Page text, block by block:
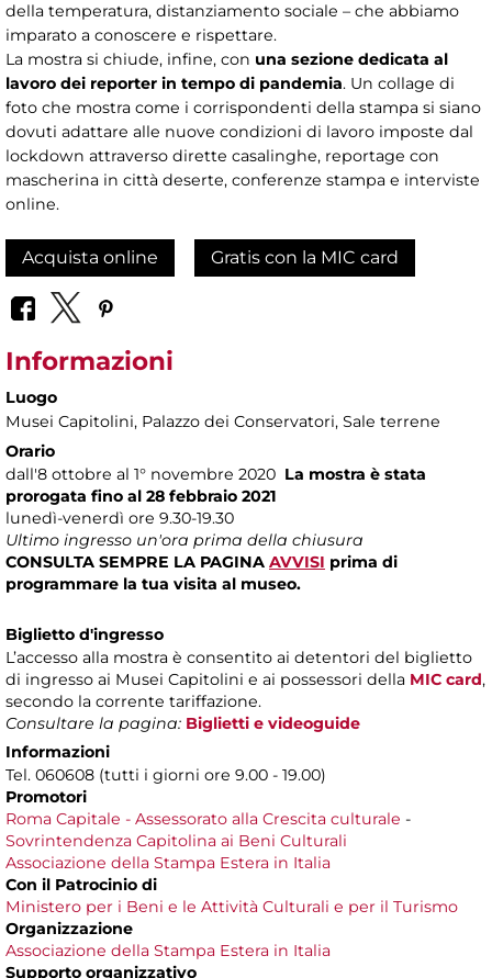
della temperatura, distanziamento sociale – che abbiamo
imparato a conoscere e rispettare.
La mostra si chiude, infine, con una sezione dedicata al
lavoro dei reporter in tempo di pandemia. Un collage di
foto che mostra come i corrispondenti della stampa si siano
dovuti adattare alle nuove condizioni di lavoro imposte dal
lockdown attraverso dirette casalinghe, reportage con
mascherina in città deserte, conferenze stampa e interviste
online.
Acquista online Gratis con la MIC card
Informazioni
Luogo
Musei Capitolini, Palazzo dei Conservatori, Sale terrene
Orario
dall'8 ottobre al 1° novembre 2020 La mostra è stata
prorogata fino al 28 febbraio 2021
lunedì-venerdì ore 9.30-19.30
Ultimo ingresso un'ora prima della chiusura
CONSULTA SEMPRE LA PAGINA AVVISI prima di
programmare la tua visita al museo.
Biglietto d'ingresso
L’accesso alla mostra è consentito ai detentori del biglietto
di ingresso ai Musei Capitolini e ai possessori della MIC card,
secondo la corrente tariffazione.
Consultare la pagina: Biglietti e videoguide
Informazioni
Tel. 060608 (tutti i giorni ore 9.00 - 19.00)
Promotori
Roma Capitale - Assessorato alla Crescita culturale -
Sovrintendenza Capitolina ai Beni Culturali
Associazione della Stampa Estera in Italia
Con il Patrocinio di
Ministero per i Beni e le Attività Culturali e per il Turismo
Organizzazione
Associazione della Stampa Estera in Italia
Supporto organizzativo